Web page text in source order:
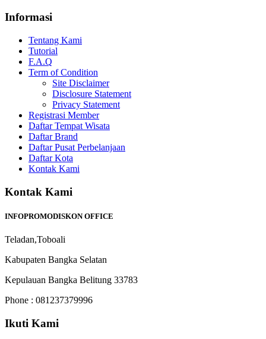
Informasi
Tentang Kami
Tutorial
F.A.Q
Term of Condition
Site Disclaimer
Disclosure Statement
Privacy Statement
Registrasi Member
Daftar Tempat Wisata
Daftar Brand
Daftar Pusat Perbelanjaan
Daftar Kota
Kontak Kami
Kontak Kami
INFOPROMODISKON OFFICE
Teladan,Toboali
Kabupaten Bangka Selatan
Kepulauan Bangka Belitung 33783
Phone : 081237379996
Ikuti Kami